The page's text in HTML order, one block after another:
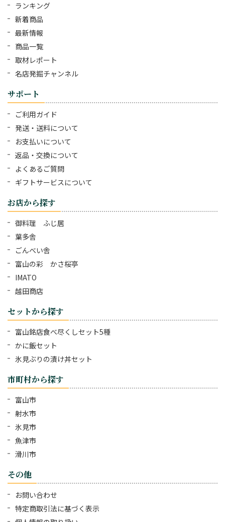
ランキング
新着商品
最新情報
商品一覧
取材レポート
名店発掘チャンネル
サポート
ご利用ガイド
発送・送料について
お支払いについて
返品・交換について
よくあるご質問
ギフトサービスについて
お店から探す
御料理 ふじ居
葉多舎
ごんべい舎
富山の彩 かさ桜亭
IMATO
越田商店
セットから探す
富山銘店食べ尽くしセット5種
かに飯セット
氷見ぶりの漬け丼セット
市町村から探す
富山市
射水市
氷見市
魚津市
滑川市
その他
お問い合わせ
特定商取引法に基づく表示